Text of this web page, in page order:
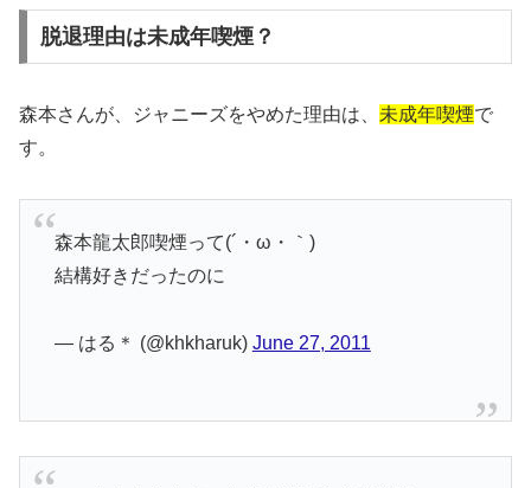
脱退理由は未成年喫煙？
森本さんが、ジャニーズをやめた理由は、 未成年喫煙で
す。
森本龍太郎喫煙って(´・ω・｀)
結構好きだったのに
— はる＊ (@khkharuk) June 27, 2011